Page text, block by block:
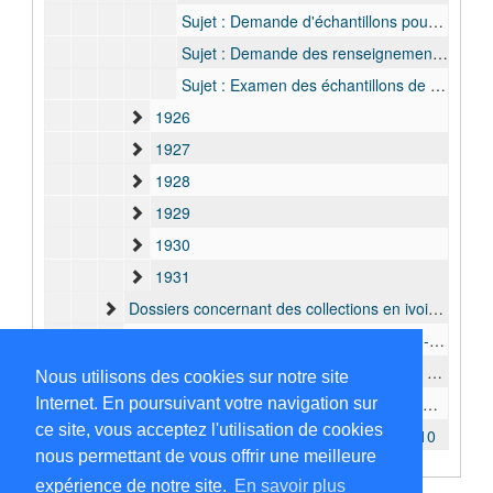
Nous utilisons des cookies sur notre site
Internet. En poursuivant votre navigation sur
ce site, vous acceptez l'utilisation de cookies
nous permettant de vous offrir une meilleure
expérience de notre site. En savoir plus
Sujet : Demande d'échantillons pour une exposition sur nourriture à S.A. Bunge, 5 octobre 1912 - 6 novembre 1912
Sujet : Demande des renseignements sur le noix de Kola et l' arachide par la Société Coloniale Anversoise, 20 octobre 1925 - 26 novembre 1925
Sujet : Examen des échantillons de bois pour Baron Fallon du Ministère, 10 décembre 1925 - 14 décembre 1925
1926
1927
1928
1929
1930
1931
Dossiers concernant des collections en ivoire, 1910-1923
Dossiers concernant des maquettes, 1910-1912
Dossiers concernant l'amènegement de la section d'importation, 1910
Dossiers concernant le Laboratoire de Chimie, 1911-1921
Dossiers concernant des fournisseurs, 1910
Dossiers concernant la Economie Politique (généralités), 1920-1924